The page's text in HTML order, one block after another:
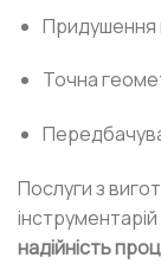
Придушення
Точна
Послуги з
надійність